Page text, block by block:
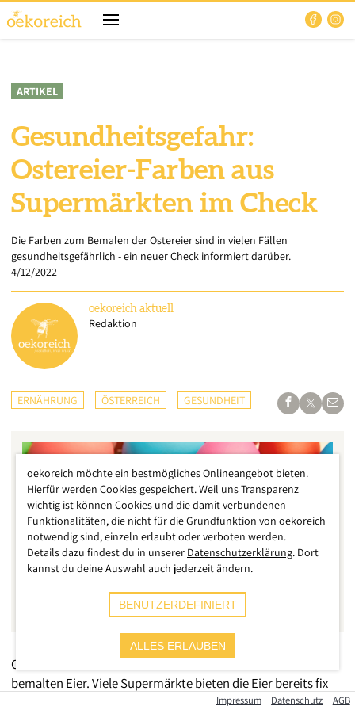
ARTIKEL
Gesundheitsgefahr:
Ostereier-Farben aus
Supermärkten im Check
Die Farben zum Bemalen der Ostereier sind in vielen Fällen
gesundheitsgefährlich - ein neuer Check informiert darüber.
4/12/2022
oekoreich aktuell
Redaktion
ERNÄHRUNG ÖSTERREICH GESUNDHEIT
Ostern steht vor der Tür und damit auch die Zeit der
bemalten Eier. Viele Supermärkte bieten die Eier bereits fix
fertig bemalt zum Mitnehmen an, sie verkaufen aber auch
Impressum Datenschutz AGB
oekoreich möchte ein bestmögliches Onlineangebot bieten.
Hierfür werden Cookies gespeichert. Weil uns Transparenz
wichtig ist können Cookies und die damit verbundenen
Funktionalitäten, die nicht für die Grundfunktion von oekoreich
notwendig sind, einzeln erlaubt oder verboten werden.
Details dazu findest du in unserer Datenschutzerklärung. Dort
kannst du deine Auswahl auch jederzeit ändern.
BENUTZERDEFINIERT
ALLES ERLAUBEN